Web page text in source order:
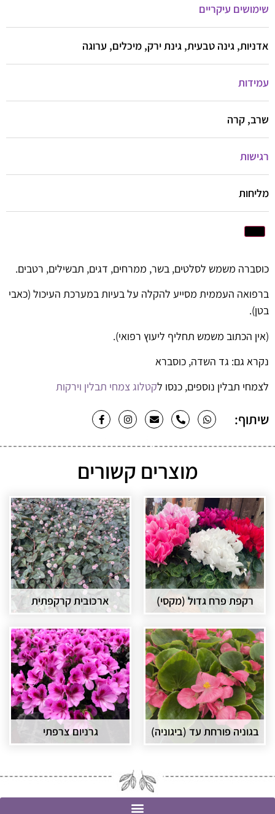
שימושים עיקריים
אדניות, גינה טבעית, גינת ירק, מיכלים, ערוגה
עמידות
שרב, קרה
רגישות
מליחות
כוסברה משמש לסלטים, בשר, ממרחים, דגים, תבשילים, רטבים.
ברפואה העממית מסייע להקלה על בעיות במערכת העיכול (כאבי
בטן).
(אין הכתוב משמש תחליף ליעוץ רפואי).
נקרא גם: גד השדה, כוסברא
לצמחי תבלין נוספים, כנסו לקטלוג צמחי תבלין וירקות
שיתוף:
מוצרים קשורים
רקפת פרח גדול (מקסי) ארכובית קרקפתית
בגוניה פורחת עד (ביגוניה) גרניום צרפתי